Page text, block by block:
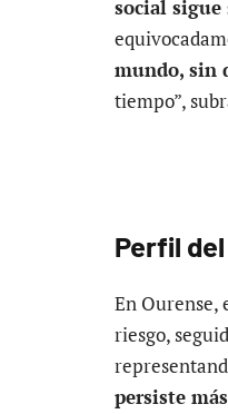
social
mundo, sin
tiempo”,
Perfil
En Ourense,
riesgo,
persiste